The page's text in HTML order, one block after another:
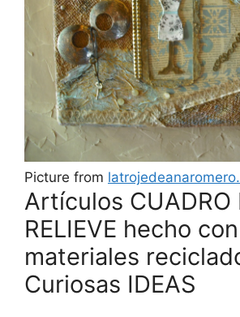
Picture from
Artículos CUADRO
RELIEVE hecho con
materiales
Curiosas IDEAS